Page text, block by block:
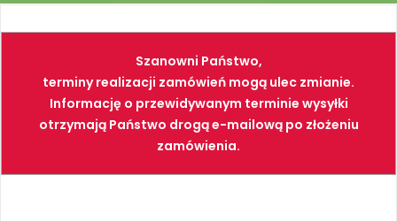
NARZĘDZIA SPAWALNICTWO
FARBY PNEUMATYKA
Szanowni Państwo,
terminy realizacji zamówień mogą ulec zmianie.
Informację o przewidywanym terminie wysyłki
otrzymają Państwo drogą e-mailową po złożeniu
zamówienia.